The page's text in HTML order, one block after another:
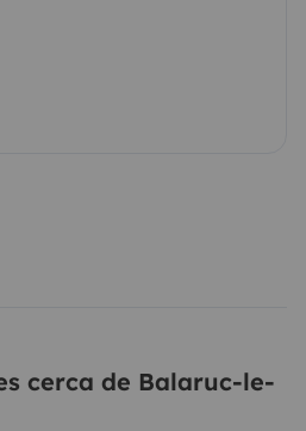
cerca de Balaruc-le-